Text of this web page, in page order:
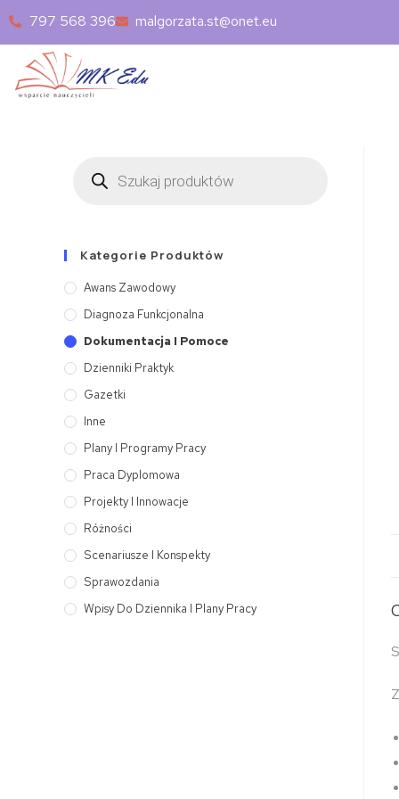
797 568 396 malgorzata.st@onet.eu
Kategorie Produktów
Awans Zawodowy
Diagnoza Funkcjonalna
Dokumentacja I Pomoce
Dzienniki Praktyk
Gazetki
Inne
Plany I Programy Pracy
Praca Dyplomowa
Projekty I Innowacje
Różności
Scenariusze I Konspekty
Sprawozdania
Wpisy Do Dziennika I Plany Pracy